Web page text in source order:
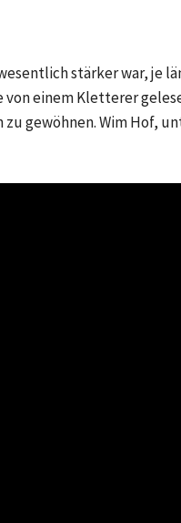
stärker war, je
von einem Kletterer
gewöhnen. Wim Hof,